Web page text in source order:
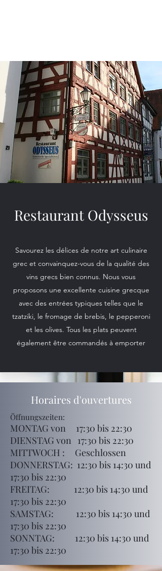
Restaurant Odysseus
Savourez les délices de notre art culinaire
grec et convainquez-vous de la qualité des
vins grecs bien connus. Nous vous
proposons une excellente cuisine grecque
avec des entrées typiques telles que le
tzatziki, le fromage de brebis, le pepperoni
et les olives. Tous les plats peuvent
également être commandés à emporter
Horaires d'ouvertures
Öffnungszeiten:
MONTAG von 17:30 bis 22:30
DIENSTAG von 17:30 bis 22:30
MITTWOCH : Geschlossen
DONNERSTAG: 12:30 bis 14:30 und
17:30 bis 22:30
FREITAG: 12:30 bis 14:30 und
17:30 bis 22:30
SAMSTAG: 12:30 bis 14:30 und
17:30 bis 22:30
SONNTAG: 12:30 bis 14:30 und
17:30 bis 22:30